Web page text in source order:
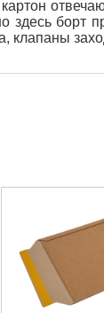
здесь борт
клапаны